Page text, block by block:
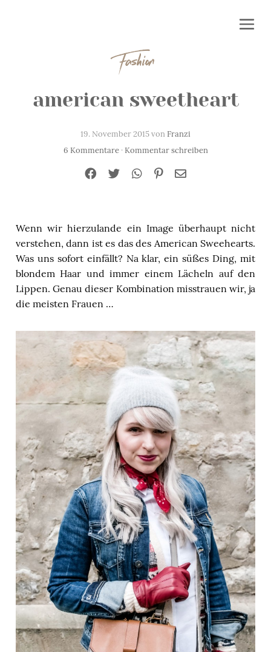
Fashion
american sweetheart
19. November 2015 vonFranzi
6 Kommentare· Kommentar schreiben
Wenn wir hierzulande ein Image überhaupt nicht
verstehen, dann ist es das des American Sweehearts.
Was uns sofort einfällt? Na klar, ein süßes Ding, mit
blondem Haar und immer einem Lächeln auf den
Lippen. Genau dieser Kombination misstrauen wir, ja
die meisten Frauen …